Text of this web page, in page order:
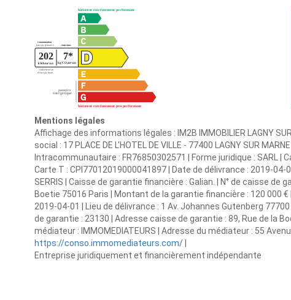
Mentions légales
Affichage des informations légales : IM2B IMMOBILIER LAGNY
social : 17 PLACE DE L'HOTEL DE VILLE - 77400 LAGNY SUR
Intracommunautaire : FR76850302571 | Forme juridique : SARL |
Carte T : CPI77012019000041897 | Date de délivrance : 2019-
SERRIS | Caisse de garantie financière : Galian. | N° de caisse
Boetie 75016 Paris | Montant de la garantie financière : 120 000
2019-04-01 | Lieu de délivrance : 1 Av. Johannes Gutenberg
de garantie : 23130 | Adresse caisse de garantie : 89, Rue de la
médiateur : IMMOMEDIATEURS | Adresse du médiateur : 55
https://conso.immomediateurs.com/
Entreprise juridiquement et financièrement indépendante